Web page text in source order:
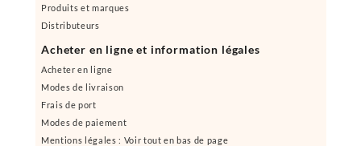
Produits et marques
Distributeurs
Acheter en ligne et information légales
Acheter en ligne
Modes de livraison
Frais de port
Modes de paiement
Mentions légales : Voir tout en bas de page